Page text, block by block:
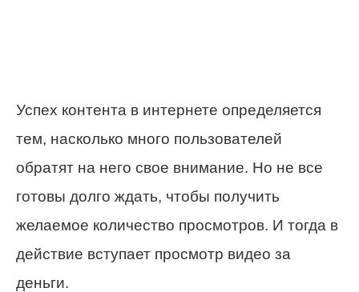
Успех контента в интернете определяется
тем, насколько много пользователей
обратят на него свое внимание. Но не все
готовы долго ждать, чтобы получить
желаемое количество просмотров. И тогда в
действие вступает просмотр видео за
деньги.